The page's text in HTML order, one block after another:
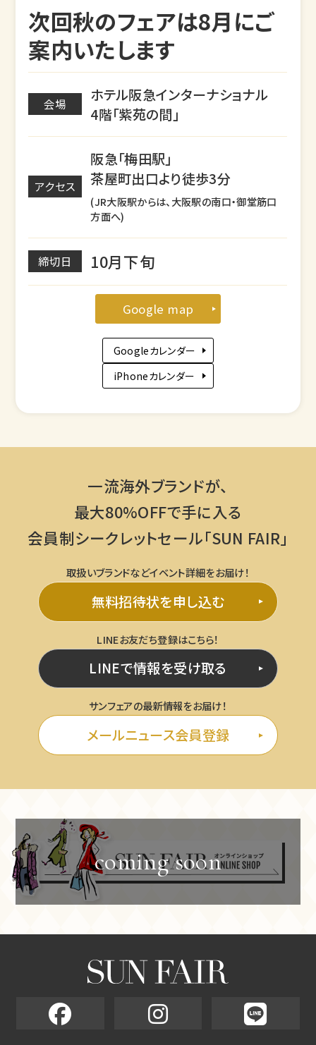
次回秋のフェアは8月にご
案内いたします
会場
ホテル阪急インターナショナル
4階「紫苑の間」
アクセス
阪急「梅田駅」
茶屋町出口より徒歩3分
(JR大阪駅からは、大阪駅の南口・御堂筋口
方面へ)
締切日 10月下旬
Google map
Googleカレンダー
iPhoneカレンダー
一流海外ブランドが、
最大80%OFFで手に入る
会員制シークレットセール「SUN FAIR」
取扱いブランドなどイベント詳細をお届け！
LINEお友だち登録はこちら！
サンフェアの最新情報をお届け！
無料招待状を申し込む
LINEで情報を受け取る
メールニュース会員登録